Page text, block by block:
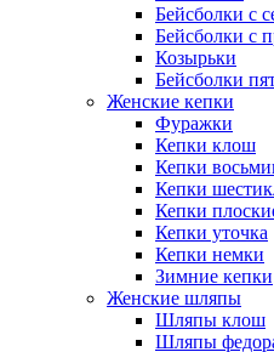
Бейсболки с
Бейсболки с
Козырьки
Бейсболки
Женские кепки
Фуражки
Кепки клош
Кепки
Кепки
Кепки
Кепки уточка
Кепки немки
Зимние кепки
Женские шляпы
Шляпы клош
Шляпы